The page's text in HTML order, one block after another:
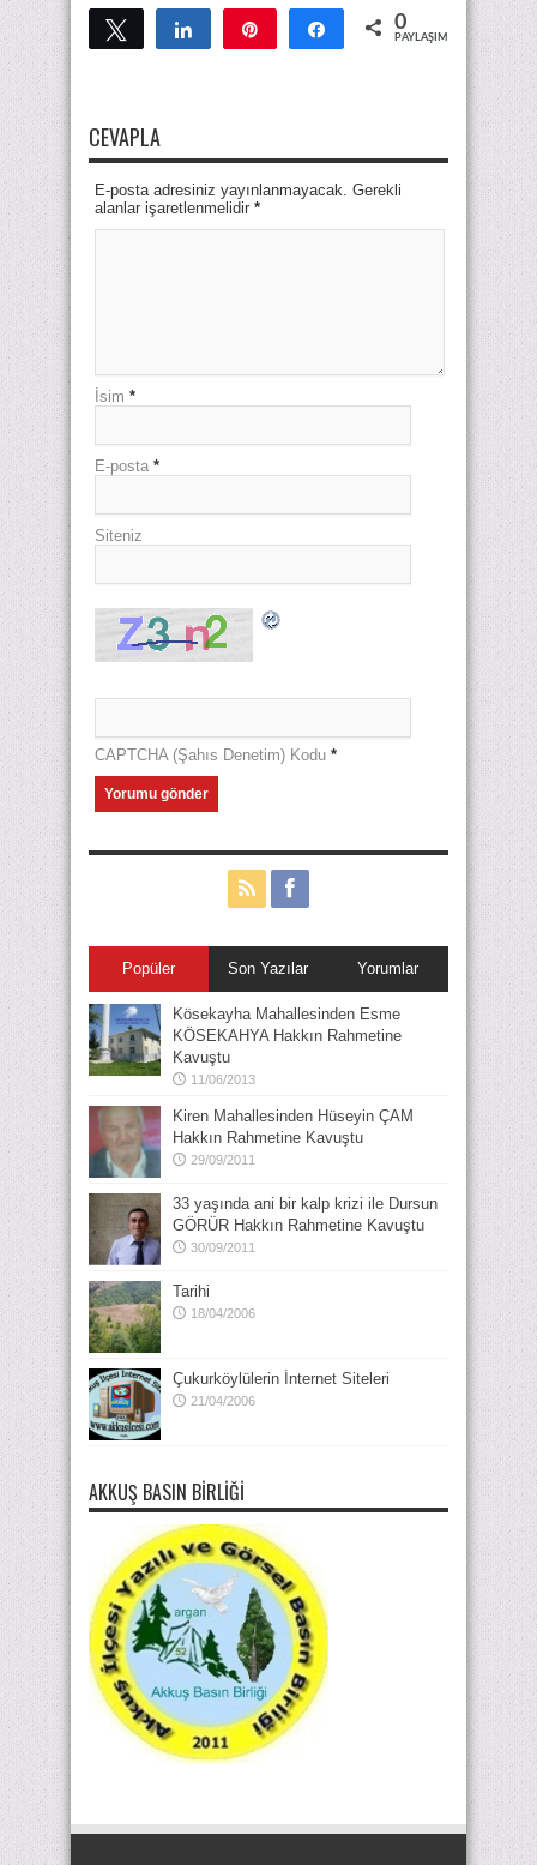
Tweetle Paylaş Paylaş 0
PAYLAŞIMLAR
CEVAPLA
E-posta adresiniz yayınlanmayacak. Gerekli
alanlar işaretlenmelidir *
İsim *
E-posta *
Siteniz
CAPTCHA (Şahıs Denetim) Kodu *
Popüler Son Yazılar Yorumlar
Kösekayha Mahallesinden Esme
KÖSEKAHYA Hakkın Rahmetine
Kavuştu
11/06/2013
Kiren Mahallesinden Hüseyin ÇAM
Hakkın Rahmetine Kavuştu
29/09/2011
33 yaşında ani bir kalp krizi ile Dursun
GÖRÜR Hakkın Rahmetine Kavuştu
30/09/2011
Tarihi
18/04/2006
Çukurköylülerin İnternet Siteleri
21/04/2006
AKKUŞ BASIN BIRLIĞI